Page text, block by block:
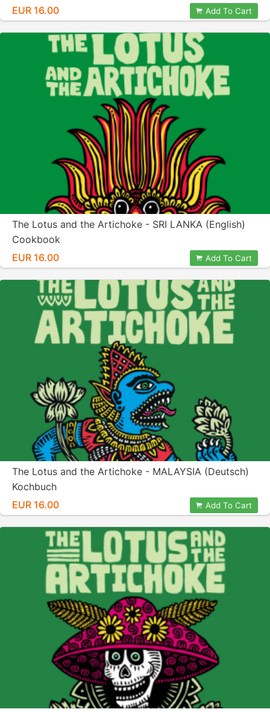
EUR 16.00
Add To Cart
The Lotus and the Artichoke - SRI LANKA (English)
Cookbook
EUR 16.00
Add To Cart
The Lotus and the Artichoke - MALAYSIA (Deutsch)
Kochbuch
EUR 16.00
Add To Cart